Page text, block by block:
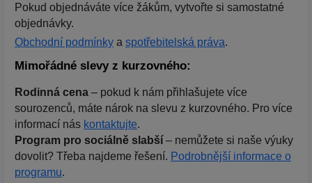
Pokud objednáváte více žákům, vytvořte si samostatné
objednávky.
Obchodní podmínky a spotřebitelská práva.
Mimořádné slevy z kurzovného:
Rodinná cena – pokud k nám přihlašujete více
sourozenců, máte nárok na slevu z kurzovného. Pro více
informací nás kontaktujte.
Program pro sociálně slabší – nemůžete si naše výuky
dovolit? Třeba najdeme řešení. Podrobnější informace o
programu.